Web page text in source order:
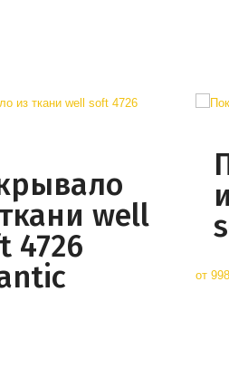
well
4726
от